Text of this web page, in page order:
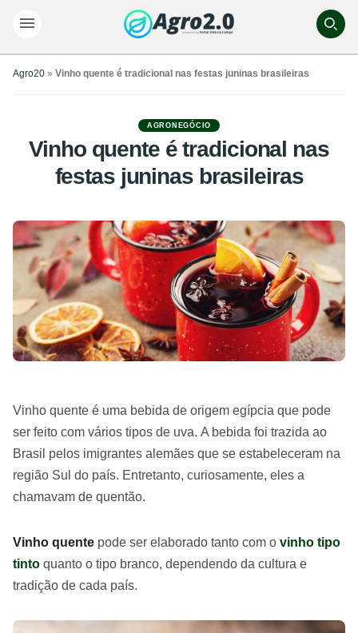
Agro20 » Vinho quente é tradicional nas festas juninas brasileiras
AGRONEGÓCIO
Vinho quente é tradicional nas
festas juninas brasileiras
Vinho quente é uma bebida de origem egípcia que pode
ser feito com vários tipos de uva. A bebida foi trazida ao
Brasil pelos imigrantes alemães que se estabeleceram na
região Sul do país. Entretanto, curiosamente, eles a
chamavam de quentão.
Vinho quente pode ser elaborado tanto com o vinho tipo
tinto quanto o tipo branco, dependendo da cultura e
tradição de cada país.